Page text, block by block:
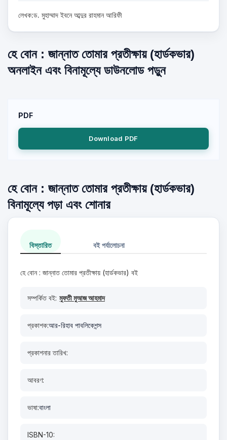
লেখক:ড. মুহাম্মাদ ইবনে আব্দুর রাহমান আরিফী
হে বোন : জান্নাত তোমার প্রতীক্ষায় (হার্ডকভার)
অনলাইন এবং বিনামূল্যে ডাউনলোড পড়ুন
PDF
Download PDF
হে বোন : জান্নাত তোমার প্রতীক্ষায় (হার্ডকভার)
বিনামূল্যে পড়া এবং শোনার
বিস্তারিত বই পর্যালোচনা
হে বোন : জান্নাত তোমার প্রতীক্ষায় (হার্ডকভার) বই
সম্পর্কিত বই: মুফতী মুআজ আহমাদ
প্রকাশক:আর-রিহাব পাবলিকেশন্স
প্রকাশনার তারিখ:
আবরণ:
ভাষা:বাংলা
ISBN-10: